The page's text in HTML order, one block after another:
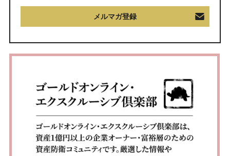
メルマガ登録